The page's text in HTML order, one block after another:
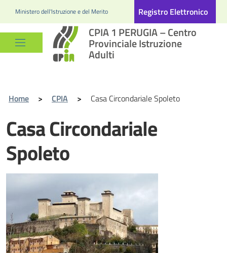
Ministero dell'Istruzione e del Merito Registro Elettronico
CPIA 1 PERUGIA – Centro
Provinciale Istruzione
Adulti
Home > CPIA > Casa Circondariale Spoleto
Casa Circondariale
Spoleto